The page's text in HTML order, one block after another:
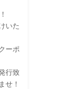
いた
ーポ
行致
せ！